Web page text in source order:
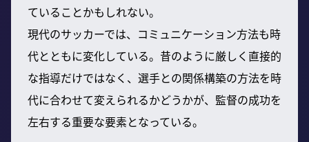
ていることかもしれない。
現代のサッカーでは、コミュニケーション方法も時
代とともに変化している。昔のように厳しく直接的
な指導だけではなく、選手との関係構築の方法を時
代に合わせて変えられるかどうかが、監督の成功を
左右する重要な要素となっている。